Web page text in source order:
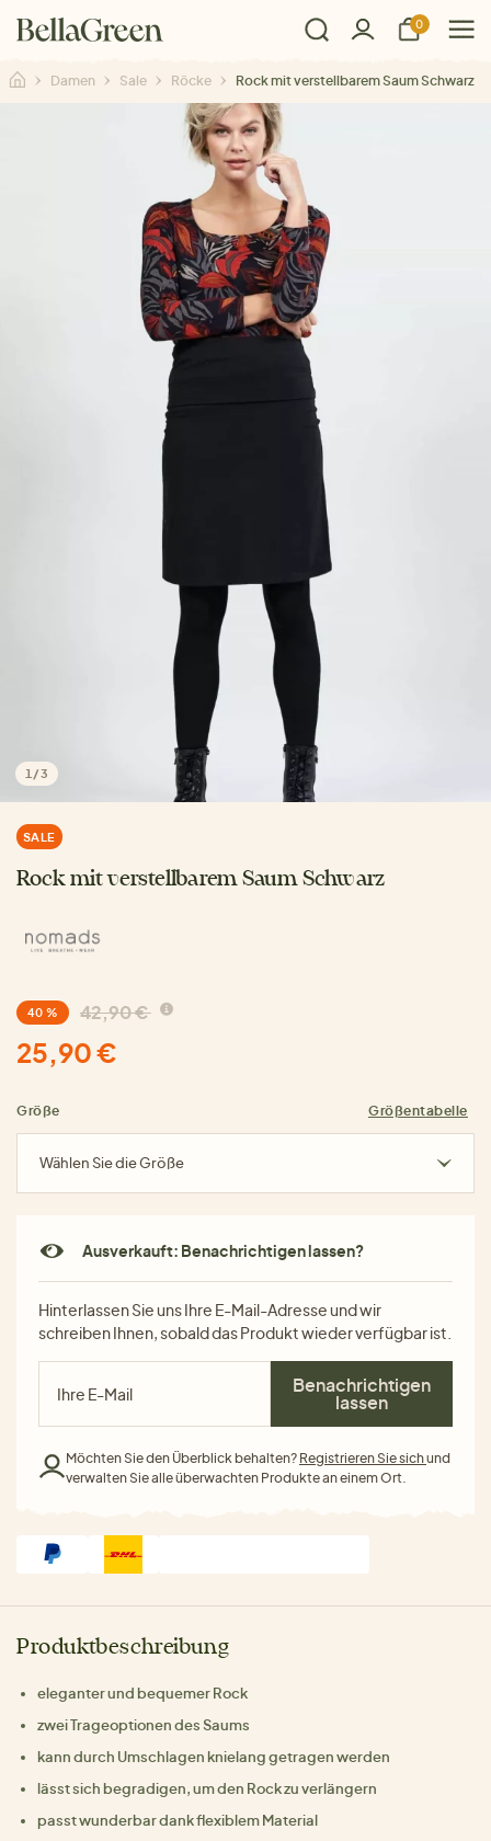
0
Damen Sale Röcke Rock mit verstellbarem Saum Schwarz
1 /3
SALE
Rock mit verstellbarem Saum Schwarz
40 % 42,90 €
25,90 €
Größe Größentabelle
Wählen Sie die Größe
Ausverkauft: Benachrichtigen lassen?
Hinterlassen Sie uns Ihre E-Mail-Adresse und wir
schreiben Ihnen, sobald das Produkt wieder verfügbar ist.
Benachrichtigen
lassen
Möchten Sie den Überblick behalten? Registrieren Sie sichund
verwalten Sie alle überwachten Produkte an einem Ort.
Produktbeschreibung
eleganter und bequemer Rock
zwei Trageoptionen des Saums
kann durch Umschlagen knielang getragen werden
lässt sich begradigen, um den Rock zu verlängern
passt wunderbar dank flexiblem Material